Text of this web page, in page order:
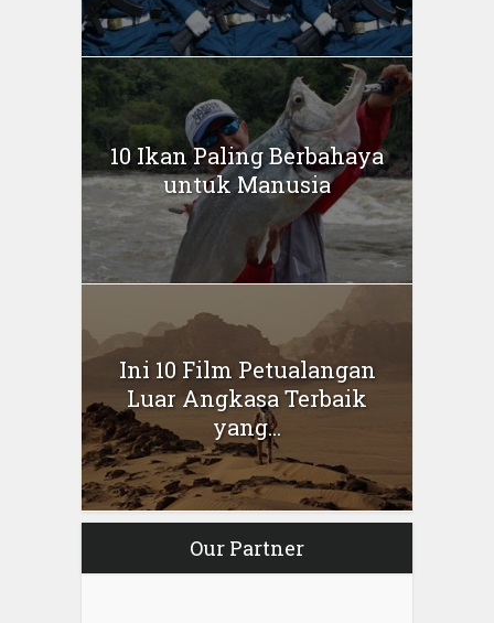
10 Ikan Paling Berbahaya
untuk Manusia
Ini 10 Film Petualangan
Luar Angkasa Terbaik
yang...
Our Partner